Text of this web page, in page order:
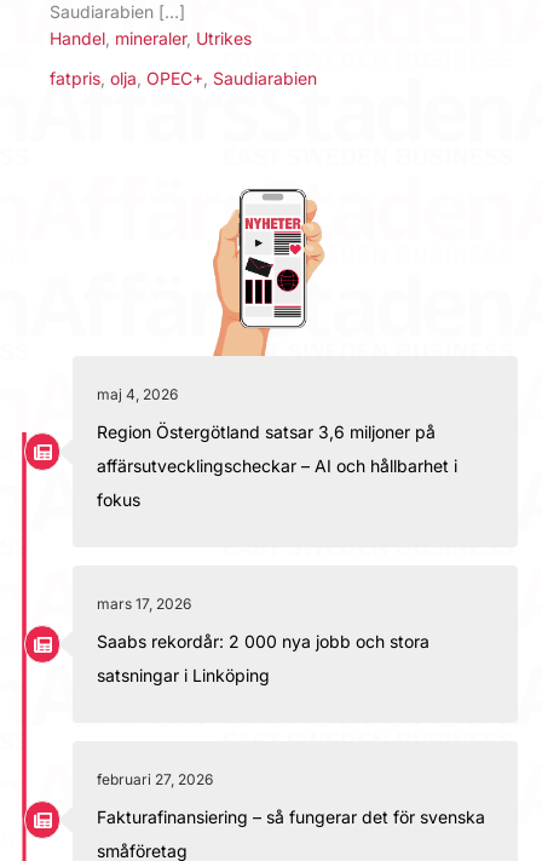
Saudiarabien […]
Handel mineraler, Utrikes
fatpris olja OPEC+ Saudiarabien
maj 4, 2026
Region Östergötland satsar 3,6 miljoner på
affärsutvecklingscheckar – AI och hållbarhet i
fokus
mars 17, 2026
Saabs rekordår: 2 000 nya jobb och stora
satsningar i Linköping
februari 27, 2026
Fakturafinansiering – så fungerar det för svenska
småföretag